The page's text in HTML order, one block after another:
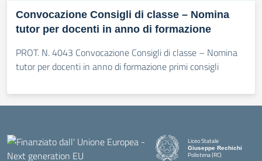
Convocazione Consigli di classe – Nomina
tutor per docenti in anno di formazione
PROT. N. 4043 Convocazione Consigli di classe – Nomina
tutor per docenti in anno di formazione primi consigli
Liceo Statale
Giuseppe Rechichi
Polistena (RC)